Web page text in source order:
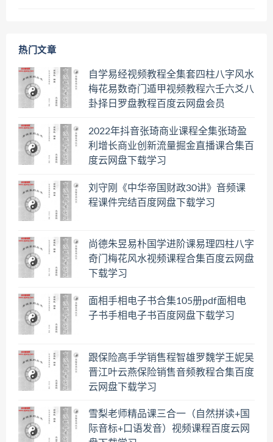
热门文章
自学易经视频教程全集套四柱八字风水
梅花易数奇门遁甲视频教程六壬六爻八
卦择日罗盘教程百度云网盘会员
2022年抖音张琦商业课程全集张琦盈
利增长商业创新流量掘金直播课合集百
度云网盘下载学习
刘守刚《中华帝国财政30讲》音频课
程课件完结百度网盘下载学习
尚德朱昱易朴国学进阶课易理四柱八字
奇门梅花风水视频课程合集百度云网盘
下载学习
面相手相电子书合集105册pdf面相电
子书手相电子书百度网盘下载学习
跟保险高手学销售程智雄罗魏学王妮吴
晋江叶云燕保险销售音频教程合集百度
云网盘下载学习
雪梨老师精品课三合一（自然拼读+国
际音标+口语发音）视频课程百度云网